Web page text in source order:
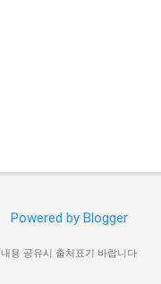
Powered by Blogger
내용 공유시 출처표기 바랍니다